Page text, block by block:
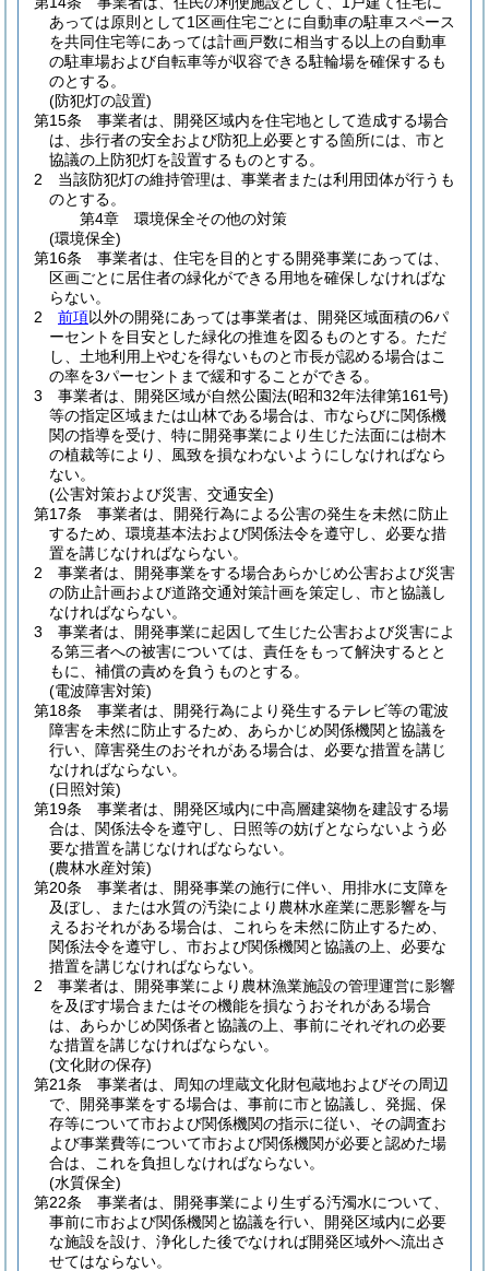
あっては原則として1区画住宅ごとに自動車の駐車スペース
を共同住宅等にあっては計画戸数に相当する以上の自動車
の駐車場および自転車等が収容できる駐輪場を確保するも
のとする。
(防犯灯の設置)
第15条
事業者は、開発区域内を住宅地として造成する場合
は、歩行者の安全および防犯上必要とする箇所には、市と
協議の上防犯灯を設置するものとする。
2
当該防犯灯の維持管理は、事業者または利用団体が行うも
のとする。
第4章
環境保全その他の対策
(環境保全)
第16条
事業者は、住宅を目的とする開発事業にあっては、
区画ごとに居住者の緑化ができる用地を確保しなければな
らない。
2
前項以外の開発にあっては事業者は、開発区域面積の6パ
ーセントを目安とした緑化の推進を図るものとする。 ただ
し、土地利用上やむを得ないものと市長が認める場合はこ
の率を3パーセントまで緩和することができる。
3
事業者は、開発区域が自然公園法(昭和32年法律第161号)
等の指定区域または山林である場合は、市ならびに関係機
関の指導を受け、特に開発事業により生じた法面には樹木
の植裁等により、風致を損なわないようにしなければなら
ない。
(公害対策および災害、交通安全)
第17条
事業者は、開発行為による公害の発生を未然に防止
するため、環境基本法および関係法令を遵守し、必要な措
置を講じなければならない。
2
事業者は、開発事業をする場合あらかじめ公害および災害
の防止計画および道路交通対策計画を策定し、市と協議し
なければならない。
3
事業者は、開発事業に起因して生じた公害および災害によ
る第三者への被害については、責任をもって解決するとと
もに、補償の責めを負うものとする。
(電波障害対策)
第18条
事業者は、開発行為により発生するテレビ等の電波
障害を未然に防止するため、あらかじめ関係機関と協議を
行い、障害発生のおそれがある場合は、必要な措置を講じ
なければならない。
(日照対策)
第19条
事業者は、開発区域内に中高層建築物を建設する場
合は、関係法令を遵守し、日照等の妨げとならないよう必
要な措置を講じなければならない。
(農林水産対策)
第20条
事業者は、開発事業の施行に伴い、用排水に支障を
及ぼし、または水質の汚染により農林水産業に悪影響を与
えるおそれがある場合は、これらを未然に防止するため、
関係法令を遵守し、市および関係機関と協議の上、必要な
措置を講じなければならない。
2
事業者は、開発事業により農林漁業施設の管理運営に影響
を及ぼす場合またはその機能を損なうおそれがある場合
は、あらかじめ関係者と協議の上、事前にそれぞれの必要
な措置を講じなければならない。
(文化財の保存)
第21条
事業者は、周知の埋蔵文化財包蔵地およびその周辺
で、開発事業をする場合は、事前に市と協議し、発掘、保
存等について市および関係機関の指示に従い、その調査お
よび事業費等について市および関係機関が必要と認めた場
合は、これを負担しなければならない。
(水質保全)
第22条
事業者は、開発事業により生ずる汚濁水について、
事前に市および関係機関と協議を行い、開発区域内に必要
な施設を設け、浄化した後でなければ開発区域外へ流出さ
せてはならない。